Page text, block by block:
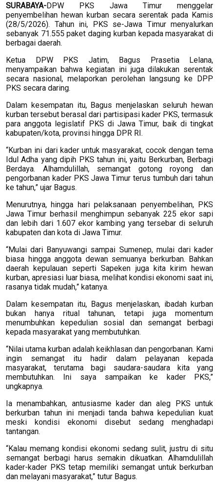
SURABAYA-DPW PKS Jawa Timur menggelar
penyembelihan hewan kurban secara serentak pada Kamis
(28/5/2026). Tahun ini, PKS se-Jawa Timur menyalurkan
sebanyak 71.555 paket daging kurban kepada masyarakat di
berbagai daerah.
Ketua DPW PKS Jatim, Bagus Prasetia Lelana,
menyampaikan bahwa kegiatan ini juga dilakukan serentak
secara nasional, melaporkan perolehan langsung ke DPP
PKS secara daring.
Dalam kesempatan itu, Bagus menjelaskan seluruh hewan
kurban tersebut berasal dari partisipasi kader PKS, termasuk
para anggota legislatif PKS di Jawa Timur, baik di tingkat
kabupaten/kota, provinsi hingga DPR RI.
“Kurban ini dari kader untuk masyarakat, cocok dengan tema
Idul Adha yang dipih PKS tahun ini, yaitu Berkurban, Berbagi
Berdaya. Alhamdulillah, semangat gotong royong dan
pengorbanan kader PKS Jawa Timur terus tumbuh dari tahun
ke tahun,” ujar Bagus.
Menurutnya, hingga hari pelaksanaan penyembelihan, PKS
Jawa Timur berhasil menghimpun sebanyak 225 ekor sapi
dan lebih dari 1.607 ekor kambing yang tersebar di seluruh
kabupaten dan kota di Jawa Timur.
“Mulai dari Banyuwangi sampai Sumenep, mulai dari kader
biasa hingga anggota dewan semuanya berkurban. Bahkan
daerah kepulauan seperti Sapeken juga kita kirim hewan
kurban, apresiasi luar biasa, melihat kondisi ekonomi saat ini,
rasanya tidak mudah,” katanya.
Dalam kesempatan itu, Bagus menjelaskan, ibadah kurban
bukan hanya ritual tahunan, tetapi juga momentum
menumbuhkan kepedulian sosial dan semangat berbagi
kepada masyarakat yang membutuhkan.
“Nilai utama kurban adalah keikhlasan dan pengorbanan. Kami
ingin semangat itu hadir dalam pelayanan kepada
masyarakat, terutama bagi saudara-saudara kita yang
membutuhkan. Ini saya sampaikan ke kader PKS,”
ungkapnya.
Ia menambahkan, antusiasme kader dan aleg PKS untuk
berkurban tahun ini menjadi tanda bahwa kepedulian kuat
meski kondisi ekonomi disebut sedang menghadapi
tantangan.
“Kalau memang kondisi ekonomi sedang sulit, justru di situ
semangat berbagi harus semakin dikuatkan. Alhamdulillah
kader-kader PKS tetap memiliki semangat untuk berkurban
dan melayani masyarakat,” tutur Bagus.